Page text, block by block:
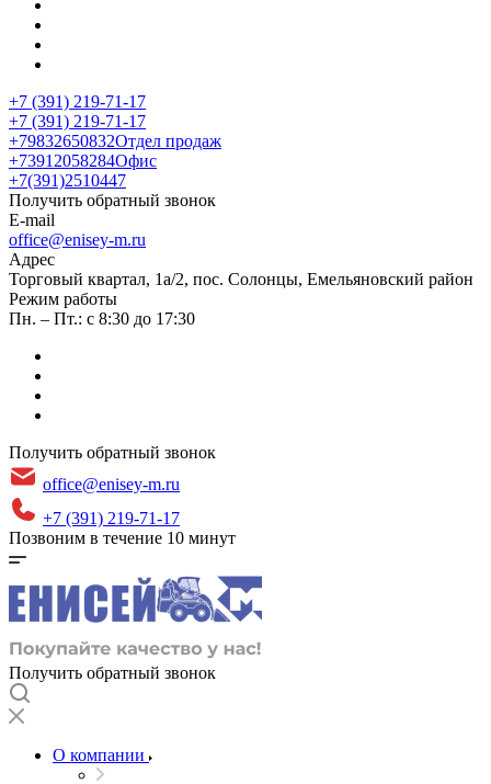
+7 (391) 219-71-17
+7 (391) 219-71-17
+79832650832Отдел продаж
+73912058284Офис
+7(391)2510447
Получить обратный звонок
E-mail
office@enisey-m.ru
Адрес
​Торговый квартал, 1а/2, пос. Солонцы, Емельяновский район
Режим работы
Пн. – Пт.: с 8:30 до 17:30
Получить обратный звонок
office@enisey-m.ru
+7 (391) 219-71-17
Позвоним в течение 10 минут
Получить обратный звонок
О компании